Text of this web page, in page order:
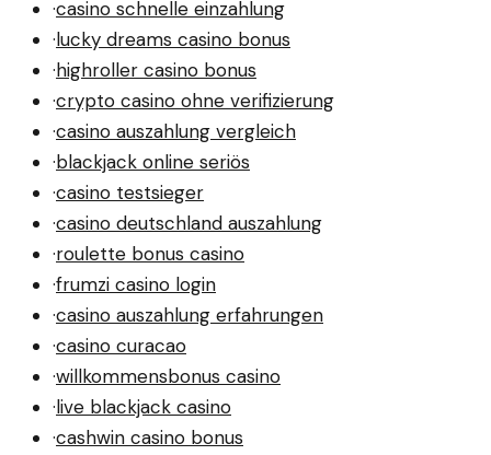
·casino schnelle einzahlung
·lucky dreams casino bonus
·highroller casino bonus
·crypto casino ohne verifizierung
·casino auszahlung vergleich
·blackjack online seriös
·casino testsieger
·casino deutschland auszahlung
·roulette bonus casino
·frumzi casino login
·casino auszahlung erfahrungen
·casino curacao
·willkommensbonus casino
·live blackjack casino
·cashwin casino bonus